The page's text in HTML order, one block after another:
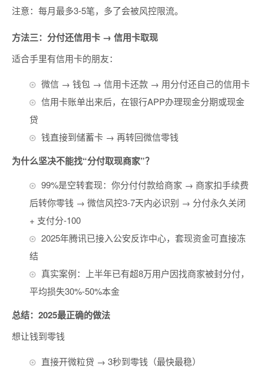
注意：每月最多3-5笔，多了会被风控限流。
方法三：分付还信用卡 → 信用卡取现
适合手里有信用卡的朋友：
微信 → 钱包 → 信用卡还款 → 用分付还自己的信用卡
信用卡账单出来后，在银行APP办理现金分期或现金
贷
钱直接到储蓄卡 → 再转回微信零钱
为什么坚决不能找“分付取现商家”？
99%是空转套现：你分付付款给商家 → 商家扣手续费
后转你零钱 → 微信风控3-7天内必识别 → 分付永久关闭
+ 支付分-100
2025年腾讯已接入公安反诈中心，套现资金可直接冻
结
真实案例：上半年已有超8万用户因找商家被封分付，
平均损失30%-50%本金
总结：2025最正确的做法
想让钱到零钱
直接开微粒贷 → 3秒到零钱（最快最稳）